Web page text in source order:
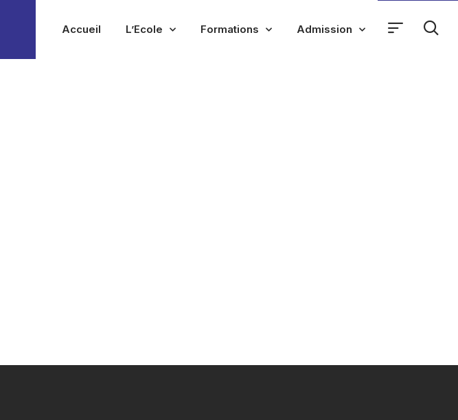
Accueil L’Ecole Formations Admission